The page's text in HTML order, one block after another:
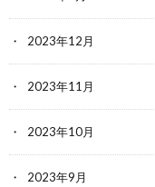
2023年12月
2023年11月
2023年10月
2023年9月